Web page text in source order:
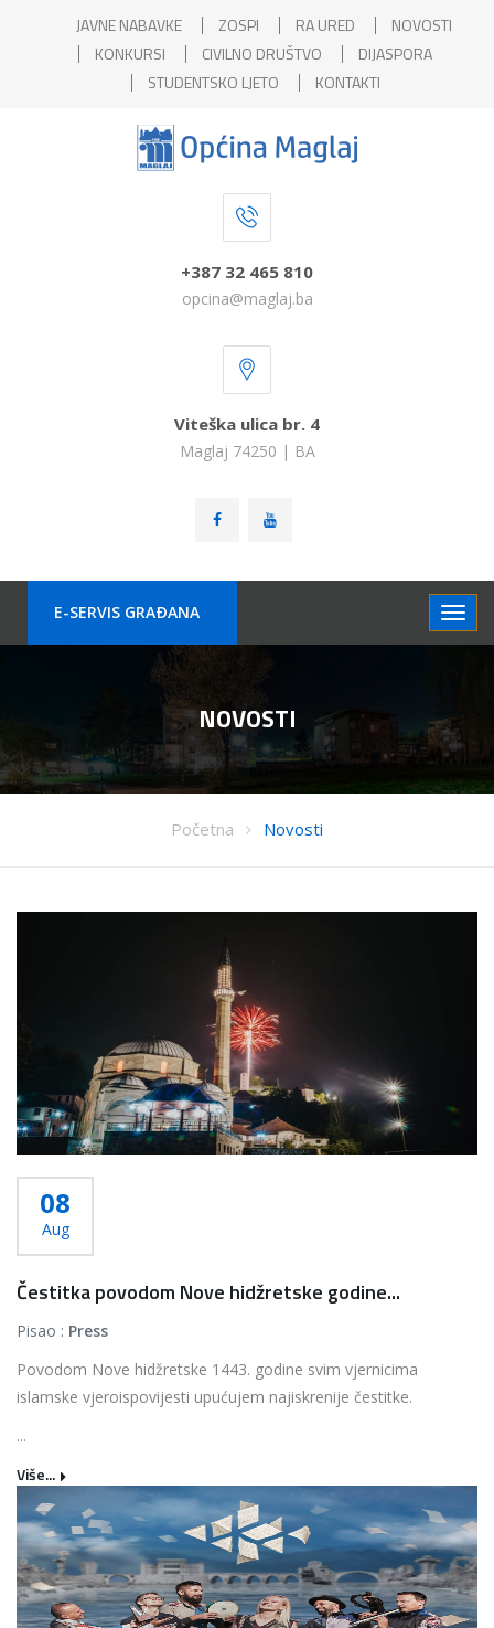
JAVNE NABAVKE ZOSPI RA URED
NOVOSTI
KONKURSI
CIVILNO DRUŠTVO
DIJASPORA
STUDENTSKO LJETO
KONTAKTI
+387 32 465 810
opcina@maglaj.ba
Viteška ulica br. 4
Maglaj 74250 | BA
E-SERVIS GRAÐANA
NOVOSTI
Početna Novosti
08
Aug
Čestitka povodom Nove hidžretske godine...
Pisao : Press
Povodom Nove hidžretske 1443. godine svim vjernicima
islamske vjeroispovijesti upućujem najiskrenije čestitke.
...
Više...